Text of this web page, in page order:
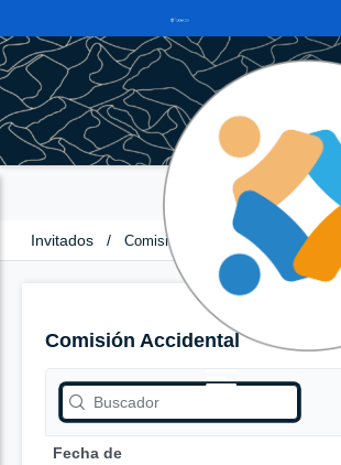
Invitados / Comisión Accidental
Comisión Accidental
Fecha de